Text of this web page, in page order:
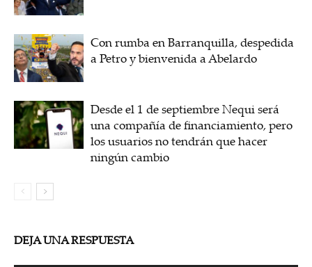
Con rumba en Barranquilla, despedida
a Petro y bienvenida a Abelardo
Desde el 1 de septiembre Nequi será
una compañía de financiamiento, pero
los usuarios no tendrán que hacer
ningún cambio
DEJA UNA RESPUESTA